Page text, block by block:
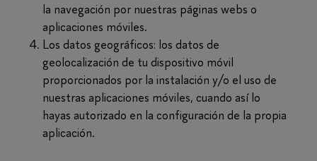
la navegación por nuestras páginas webs o
aplicaciones móviles.
Los datos geográficos: los datos de
geolocalización de tu dispositivo móvil
proporcionados por la instalación y/o el uso de
nuestras aplicaciones móviles, cuando así lo
hayas autorizado en la configuración de la propia
aplicación.